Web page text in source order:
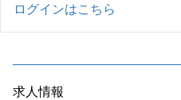
ログインはこちら
求人情報